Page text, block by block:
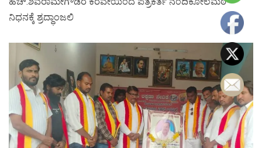
ನಿಧನಕ್ಕೆ ಶ್ರದ್ಧಾಂಜಲಿ